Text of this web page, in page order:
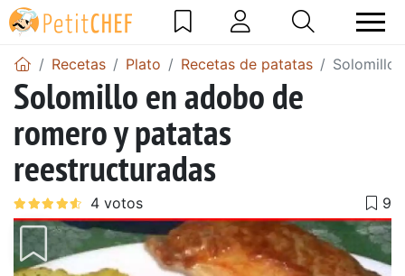
Recetas Plato Recetas de patatas Solomillo
Solomillo en adobo de
romero y patatas
reestructuradas